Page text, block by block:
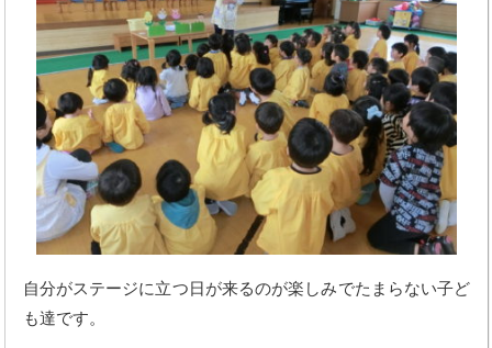
自分がステージに立つ日が来るのが楽しみでたまらない子ど
も達です。